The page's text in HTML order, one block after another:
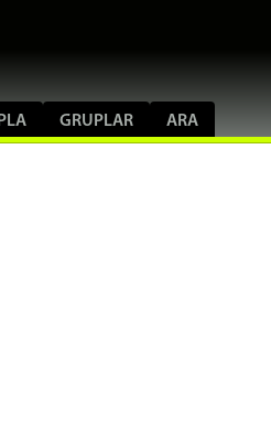
GRUPLAR ARA